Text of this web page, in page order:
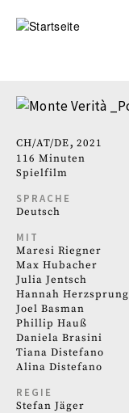
zum
CH AT DE
2021
116 Minuten
Spielfilm
SPRACHE
Deutsch
MIT
Maresi Riegner
Max Hubacher
Julia Jentsch
Hannah Herzsprung
Joel Basman
Phillip Hauß
Daniela Brasini
Tiana Distefano
Alina Distefano
REGIE
Stefan Jäger